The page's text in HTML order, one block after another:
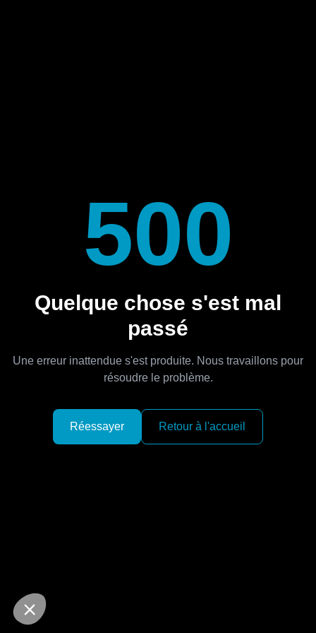
500
Quelque chose s'est mal
passé
Une erreur inattendue s'est produite. Nous travaillons pour
résoudre le problème.
Réessayer Retour à l'accueil